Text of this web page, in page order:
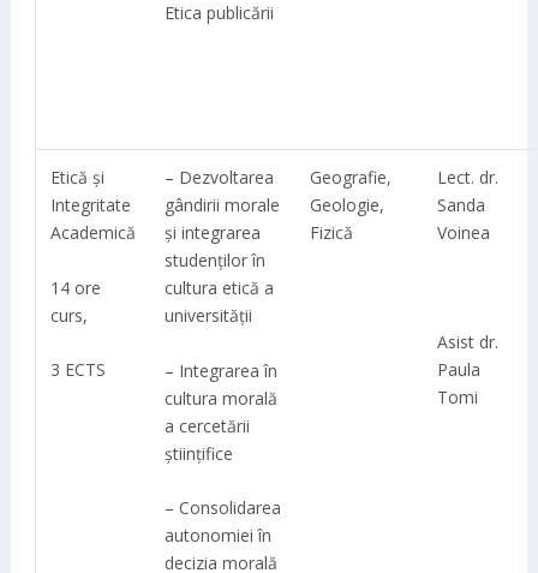
Etica publicării
Etică și
Integritate
Academică
14 ore
curs,
3 ECTS
– Dezvoltarea
gândirii morale
și integrarea
studenților în
cultura etică a
universității
– Integrarea în
cultura morală
a cercetării
științifice
– Consolidarea
autonomiei în
decizia morală
Geografie,
Geologie,
Fizică
Lect. dr.
Sanda
Voinea
Asist dr.
Paula
Tomi